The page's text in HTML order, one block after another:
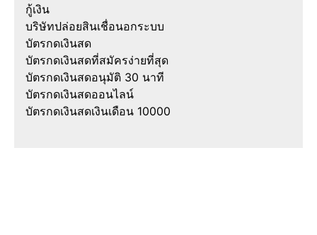
กู้เงิน
บริษัทปล่อยสินเชื่อนอกระบบ
บัตรกดเงินสด
บัตรกดเงินสดที่สมัครง่ายที่สุด
บัตรกดเงินสดอนุมัติ 30 นาที
บัตรกดเงินสดออนไลน์
บัตรกดเงินสดเงินเดือน 10000